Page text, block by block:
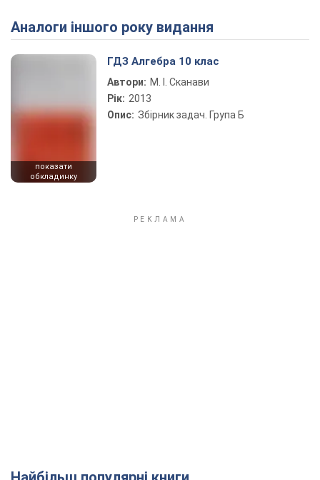
Play Video
Аналоги іншого року видання
показати
обкладинку
ГДЗ Алгебра 10 клас
Автори: М. І. Сканави
Рік: 2013
Опис: Збірник задач. Група Б